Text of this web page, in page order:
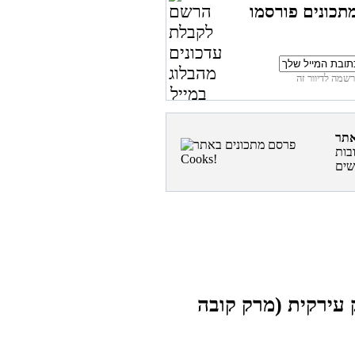
פורסמו
עירקית (מרק קובה